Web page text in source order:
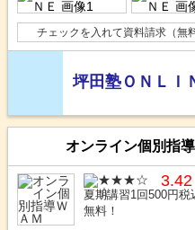
チェックを入れて資料請求（無料
坪田塾ＯＮＬＩ
オンライン個別指
3.42
夏期講習1回500円
無料！